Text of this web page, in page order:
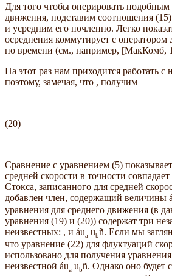
Для того чтобы оперировать
движения, подставим соотношения
и усредним его почленно. Легко
осреднения коммутирует с
по времени (см., например, [МакКомб,
На этот раз нам приходится работать
поэтому, замечая, что , получим
(20)
Сравнение с уравнением (5)
средней скорости в точности
Стокса, записанного для средней
добавлен член, содержащий величины
уравнения для среднего движения (в
уравнения (19) и (20)) содержат три
неизвестных: , и áua ubñ. Если мы
что уравнение (22) для флуктуаций
использовано для получения уравнения
неизвестной áua ubñ. Однако оно будет